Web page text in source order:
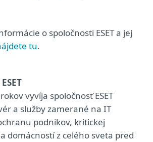
o spoločnosti ESET a jej
tu.
vyvíja spoločnosť ESET
a služby zamerané na IT
podnikov, kritickej
domácností z celého sveta pred